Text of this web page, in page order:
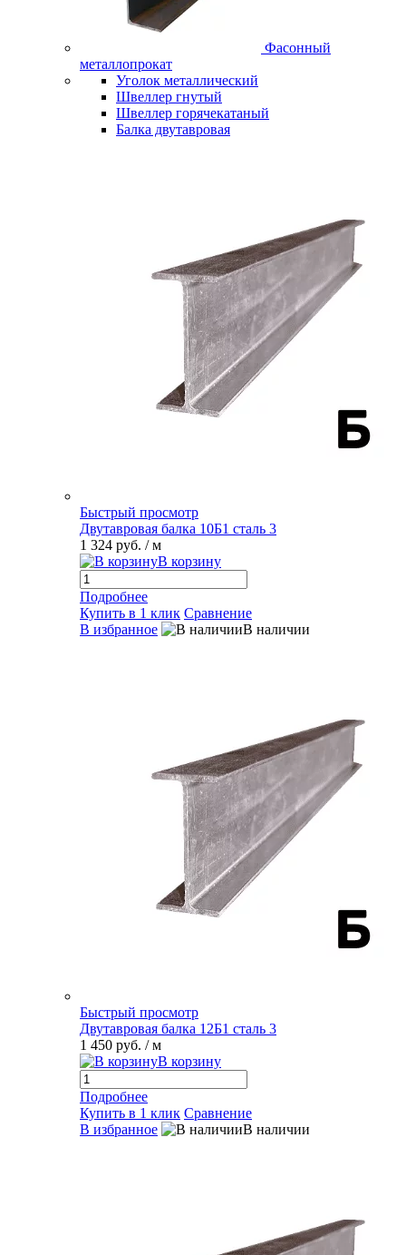
Фасонный
металлопрокат
Уголок металлический
Швеллер гнутый
Швеллер горячекатаный
Балка двутавровая
Быстрый просмотр
Двутавровая балка 10Б1 сталь 3
1 324 руб. / м
В корзину
Подробнее
Купить в 1 клик Сравнение
В избранное
В наличии
Быстрый просмотр
Двутавровая балка 12Б1 сталь 3
1 450 руб. / м
В корзину
Подробнее
Купить в 1 клик Сравнение
В избранное
В наличии